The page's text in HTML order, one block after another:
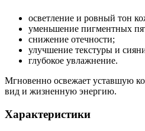
осветление и ровный тон
уменьшение пигментных
снижение отечности;
улучшение текстуры и
глубокое увлажнение.
Мгновенно освежает уставшую
вид и жизненную энергию.
Характеристики